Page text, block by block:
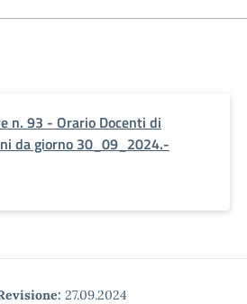
n. 93 - Orario Docenti di
da giorno 30_09_2024.-
27.09.2024